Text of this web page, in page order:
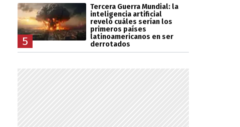
5
Tercera Guerra Mundial: la
inteligencia artificial
reveló cuáles serían los
primeros países
latinoamericanos en ser
derrotados